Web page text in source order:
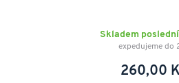
Skladem
expedujeme do
260,00